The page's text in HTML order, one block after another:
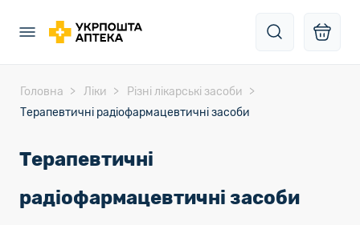
Головна Ліки
Різні лікарські засоби
Терапевтичні радіофармацевтичні засоби
Терапевтичні
радіофармацевтичні засоби